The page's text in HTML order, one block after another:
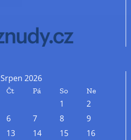
Srpen 2026
Čt Pá So Ne
1
2
6 7 8
9
13 14 15
16